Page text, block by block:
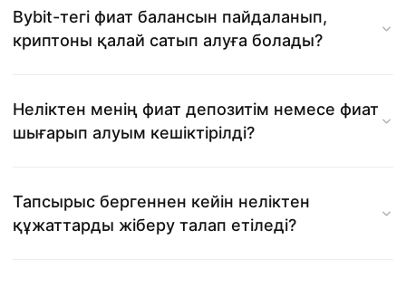
Bybit-тегі фиат балансын пайдаланып,
криптоны қалай сатып алуға болады?
Неліктен менің фиат депозитім немесе фиат
шығарып алуым кешіктірілді?
Тапсырыс бергеннен кейін неліктен
құжаттарды жіберу талап етіледі?